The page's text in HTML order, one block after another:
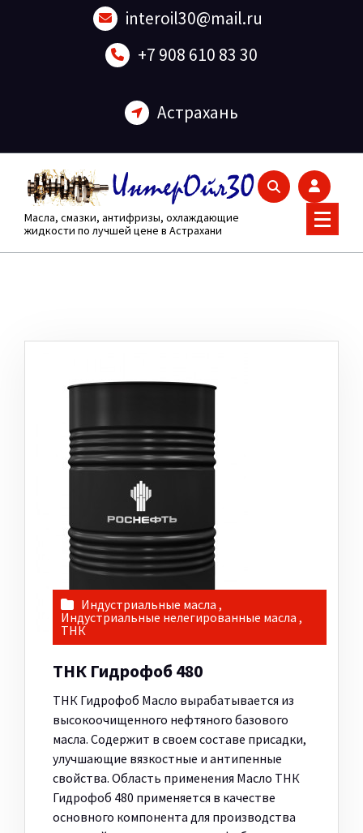
interoil30@mail.ru
+7 908 610 83 30
Астрахань
Масла, смазки, антифризы, охлаждающие
жидкости по лучшей цене в Астрахани
Индустриальные масла ,
Индустриальные нелегированные масла ,
ТНК
ТНК Гидрофоб 480
ТНК Гидрофоб Масло вырабатывается из
высокоочищенного нефтяного базового
масла. Содержит в своем составе присадки,
улучшающие вязкостные и антипенные
свойства. Область применения Масло ТНК
Гидрофоб 480 применяется в качестве
основного компонента для производства